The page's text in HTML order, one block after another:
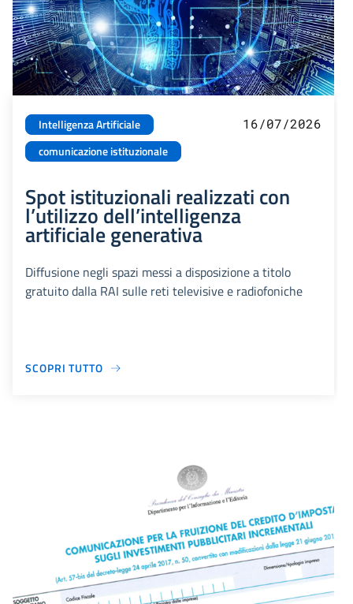
Intelligenza Artificiale
comunicazione istituzionale
16/07/2026
Spot istituzionali realizzati con
l’utilizzo dell’intelligenza
artificiale generativa
Diffusione negli spazi messi a disposizione a titolo
gratuito dalla RAI sulle reti televisive e radiofoniche
SCOPRI TUTTO